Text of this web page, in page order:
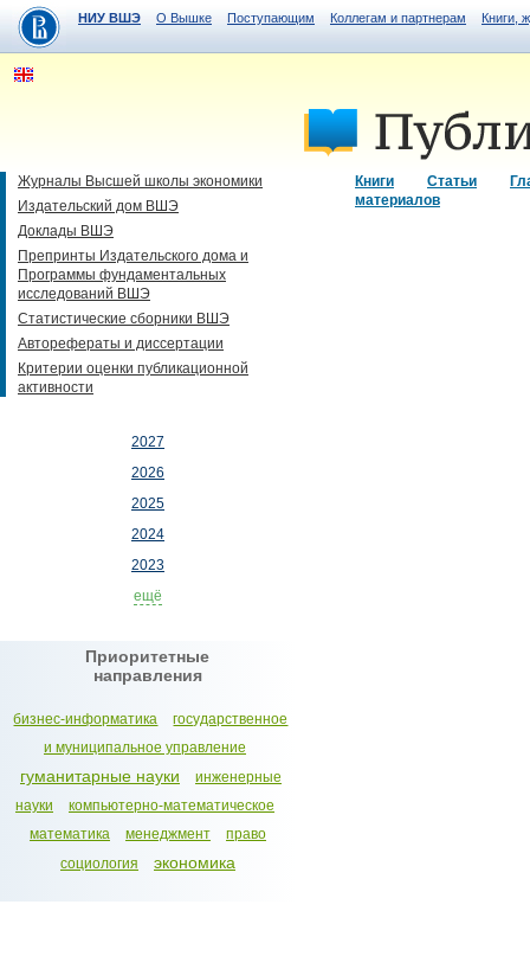
НИУ ВШЭ О Вышке Поступающим Коллегам и партнерам Книги,
Книги Статьи
материалов
Журналы Высшей школы экономики
Издательский дом ВШЭ
Доклады ВШЭ
Препринты Издательского дома и
Программы фундаментальных
исследований ВШЭ
Статистические сборники ВШЭ
Авторефераты и диссертации
Критерии оценки публикационной
активности
2027
2026
2025
2024
2023
ещё
Приоритетные
направления
бизнес-информатика
государственное
и муниципальное управление
гуманитарные науки
инженерные
науки
компьютерно-математическое
математика
менеджмент
право
социология
экономика